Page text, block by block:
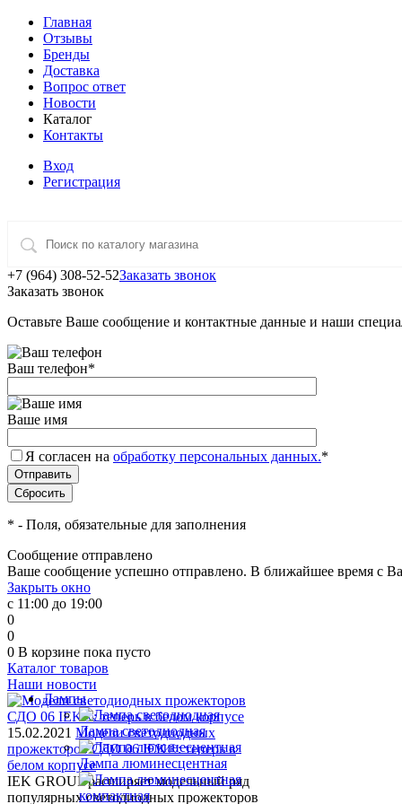
Главная
Отзывы
Бренды
Доставка
Вопрос ответ
Новости
Каталог
Контакты
Вход
Регистрация
+7 (964) 308-52-52Заказать звонок
Заказать звонок
Оставьте Ваше сообщение и контактные данные и наши
Ваш телефон*
Ваше имя
Я согласен на обработку персональных данных.*
* - Поля, обязательные для заполнения
Сообщение отправлено
Ваше сообщение успешно отправлено. В ближайшее время с
Закрыть окно
с 11:00 до 19:00
0
0
0 В корзине пока пусто
Каталог товаров
Лампы
Лампа светодиодная
Лампа люминесцентная
Наши новости
15.02.2021 Модели светодиодных
прожекторов СДО 06 IEK®: теперь в
белом корпусе
IEK GROUP расширяет модельный ряд
популярных светодиодных прожекторов